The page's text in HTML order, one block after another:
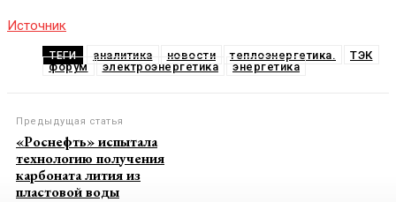
Источник
ТЕГИ аналитика новости теплоэнергетика.
ТЭК
форум
электроэнергетика энергетика
Предыдущая статья
«Роснефть» испытала
технологию получения
карбоната лития из
пластовой воды